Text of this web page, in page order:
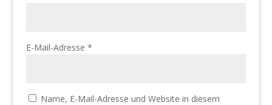
E-Mail-Adresse *
Name, E-Mail-Adresse und Website in diesem